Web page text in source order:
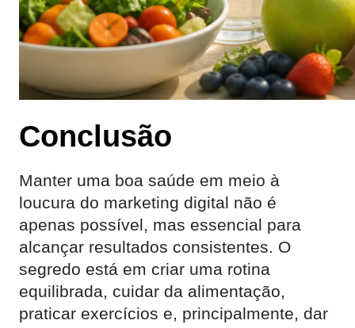
Conclusão
Manter uma boa saúde em meio à
loucura do marketing digital não é
apenas possível, mas essencial para
alcançar resultados consistentes. O
segredo está em criar uma rotina
equilibrada, cuidar da alimentação,
praticar exercícios e, principalmente, dar